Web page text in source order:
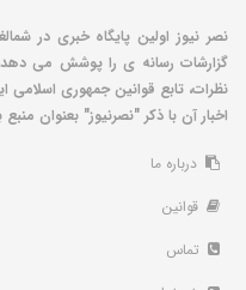
نصر نیوز اولین پایگاه خبری در
گزارشات رسانه ی را پوشش می
نظرات، تابع قوانین جمهوری اسلامی
اخبار آن با ذکر "نصرنیوز" بعنوان منبع
درباره ما
قوانین
تماس